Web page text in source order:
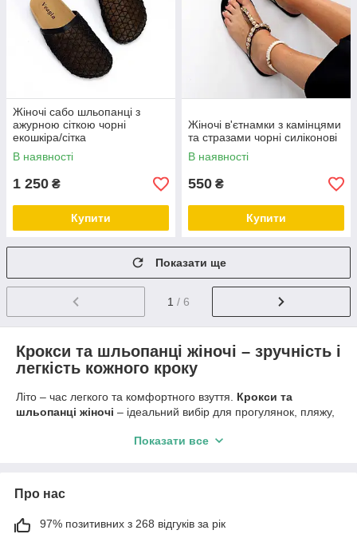
Жіночі сабо шльопанці з
ажурною сіткою чорні
екошкіра/сітка
В наявності
1 250 ₴
Купити
Жіночі в'єтнамки з камінцями
та стразами чорні силіконові
В наявності
550 ₴
Купити
Показати ще
1 / 6
Крокси та шльопанці жіночі – зручність і
легкість кожного кроку
Літо – час легкого та комфортного взуття. Крокси та
шльопанці жіночі – ідеальний вибір для прогулянок, пляжу,
купити крокси та шльопанці онлайн
Жіночі крокси – практичність і комфорт
Крокси вже стали класикою літнього гардеробу. Легкі, м’які та
Показати все
Про нас
97% позитивних з 268 відгуків за рік